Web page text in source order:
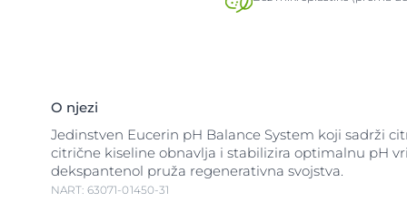
O njezi
Jedinstven Eucerin pH Balance System koji sadrži
citrične kiseline obnavlja i stabilizira optimalnu pH
dekspantenol pruža regenerativna svojstva.
NART: 63071-01450-31